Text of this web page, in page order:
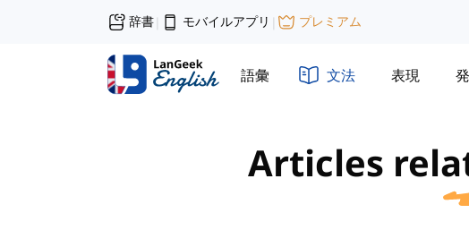
辞書| モバイルアプリ | プレミアム
語彙 文法 表現
Articles